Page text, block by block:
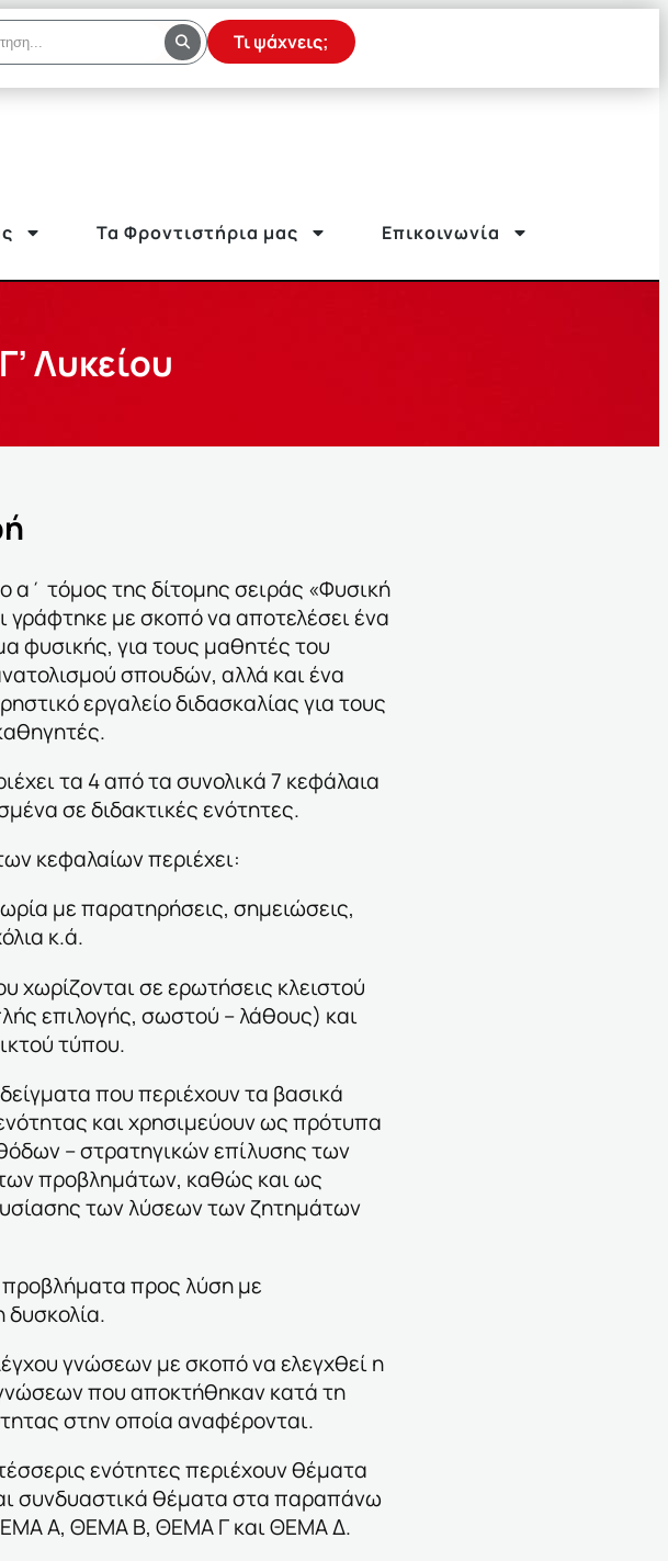
Τι ψάχνεις;
Τα Φροντιστήρια μας Επικοινωνία
Λυκείου
ο α΄ τόμος της δίτομης σειράς «Φυσική
γράφτηκε με σκοπό να αποτελέσει ένα
φυσικής, για τους μαθητές του
σπουδών, αλλά και ένα
εργαλείο διδασκαλίας για τους
τα 4 από τα συνολικά 7 κεφάλαια
σε διδακτικές ενότητες.
κεφαλαίων περιέχει:
με παρατηρήσεις, σημειώσεις,
κ.ά.
χωρίζονται σε ερωτήσεις κλειστού
επιλογής, σωστού – λάθους) και
τύπου.
που περιέχουν τα βασικά
και χρησιμεύουν ως πρότυπα
– στρατηγικών επίλυσης των
προβλημάτων, καθώς και ως
των λύσεων των ζητημάτων
προβλήματα προς λύση με
δυσκολία.
γνώσεων με σκοπό να ελεγχθεί η
που αποκτήθηκαν κατά τη
στην οποία αναφέρονται.
ενότητες περιέχουν θέματα
συνδυαστικά θέματαστα παραπάνω
Α, ΘΕΜΑ Β, ΘΕΜΑ Γ και ΘΕΜΑ Δ.